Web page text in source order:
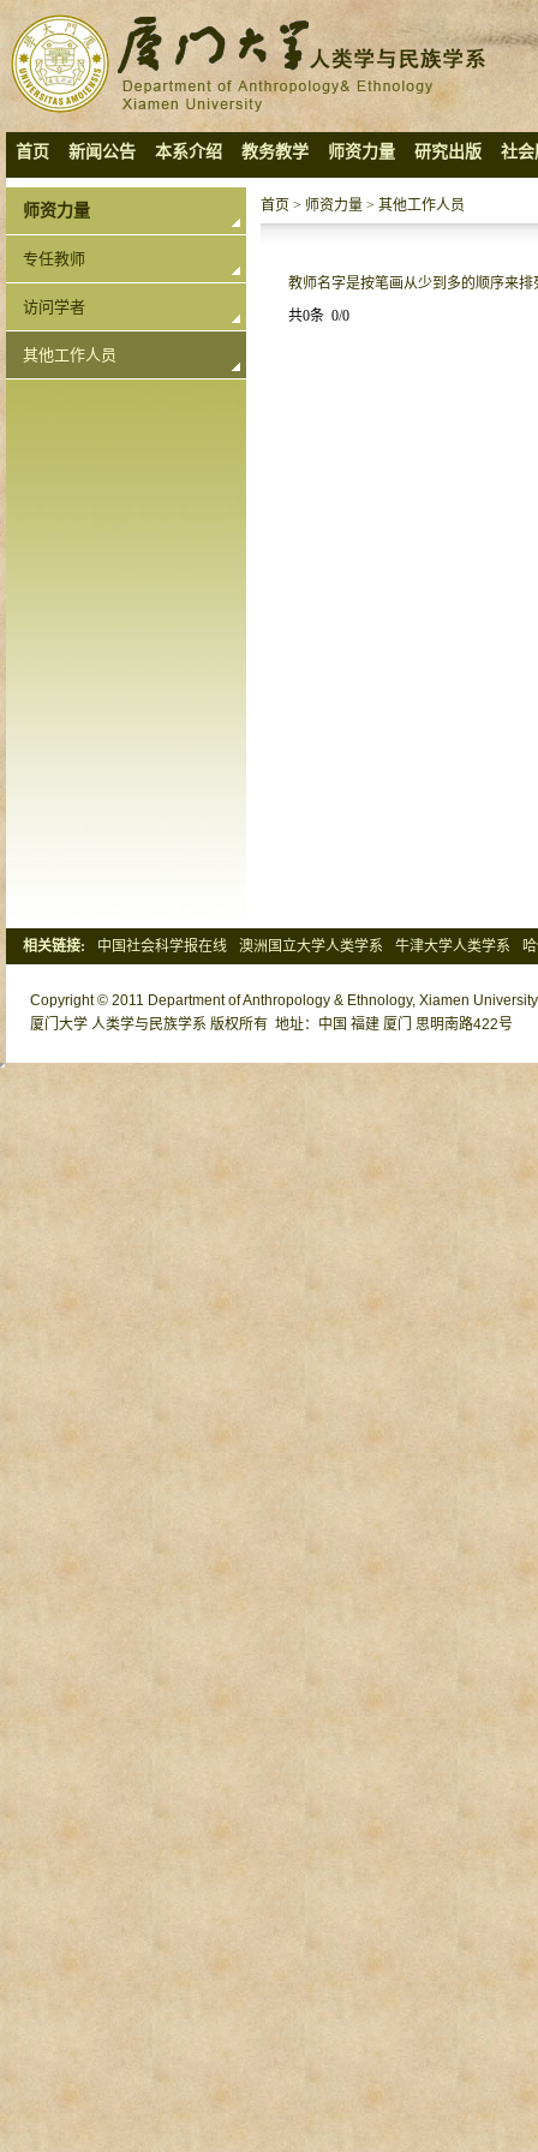
首页 新闻公告 本系介绍 教务教学 师资力量 研究出版 社会
师资力量
专任教师
访问学者
其他工作人员
首页 > 师资力量 > 其他工作人员
教师名字是按笔画从少到多的顺序来排
共0条 0/0
相关链接: 中国社会科学报在线 澳洲国立大学人类学系 牛津大学人类学系
Copyright © 2011 Department of Anthropology & Ethnology, Xiamen
厦门大学 人类学与民族学系 版权所有 地址：中国 福建 厦门 思明南路422号